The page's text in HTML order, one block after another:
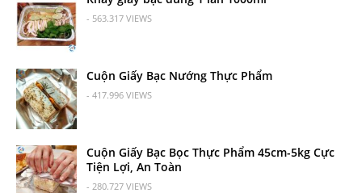
- 563.317 VIEWS
Cuộn Giấy Bạc Nướng Thực Phẩm
- 417.996 VIEWS
Cuộn Giấy Bạc Bọc Thực Phẩm 45cm-5kg Cực
Tiện Lợi, An Toàn
- 280.727 VIEWS